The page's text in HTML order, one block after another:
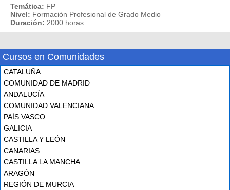
Temática: FP
Nivel: Formación Profesional de Grado Medio
Duración: 2000 horas
Cursos en Comunidades
CATALUÑA
COMUNIDAD DE MADRID
ANDALUCÍA
COMUNIDAD VALENCIANA
PAÍS VASCO
GALICIA
CASTILLA Y LEÓN
CANARIAS
CASTILLA LA MANCHA
ARAGÓN
REGIÓN DE MURCIA